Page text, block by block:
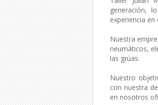
generación,
experiencia en
Nuestra
neumáticos,
las grúas.
Nuestro
con nuestra
en nosotros